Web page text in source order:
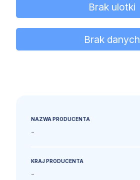
Brak ulotki
Brak danych
NAZWA PRODUCENTA
-
KRAJ PRODUCENTA
-